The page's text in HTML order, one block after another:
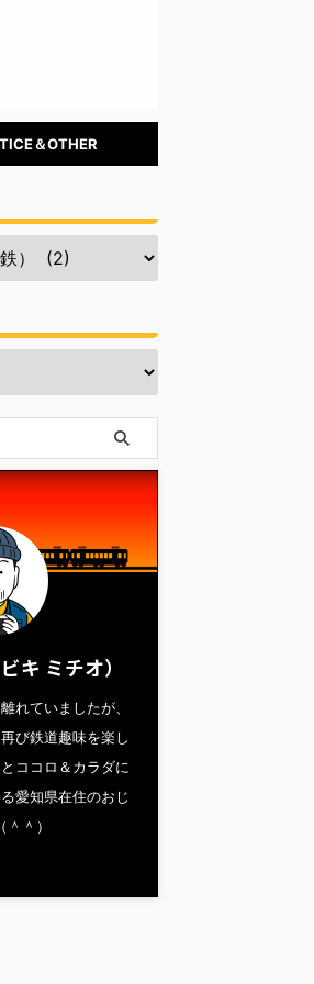
＆OTHER
キ ミチオ）
れていましたが、
び鉄道趣味を楽し
ココロ＆カラダに
愛知県在住のおじ
＾）